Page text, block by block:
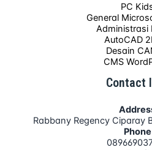
PC
General
Administrasi
AutoCAD
Desain
CMS
Contact
Rabbany Regency Ciparay
Phone